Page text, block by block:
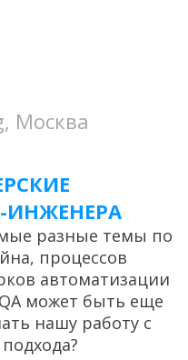
Москва
ИНЖЕНЕРА
разные темы по
процессов
автоматизации
может быть еще
нашу работу с